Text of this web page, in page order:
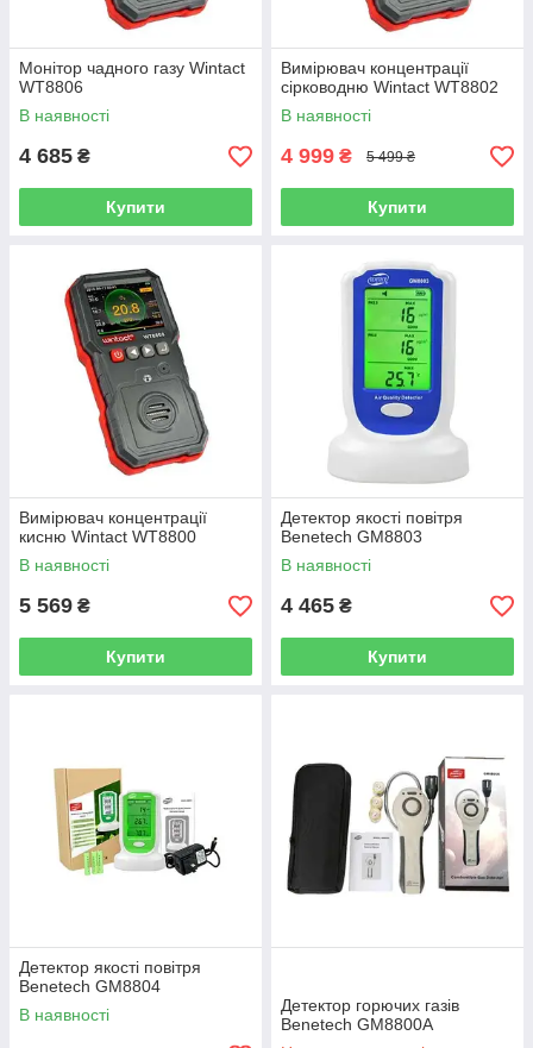
Монітор чадного газу Wintact
WT8806
В наявності
4 685 ₴
Купити
Вимірювач концентрації
сірководню Wintact WT8802
В наявності
4 999 ₴ 5 499 ₴
Купити
Вимірювач концентрації
кисню Wintact WT8800
В наявності
5 569 ₴
Купити
Детектор якості повітря
Benetech GM8803
В наявності
4 465 ₴
Купити
Детектор якості повітря
Benetech GM8804
В наявності
Детектор горючих газів
Benetech GM8800A